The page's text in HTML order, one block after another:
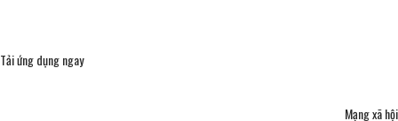
Tải ứng dụng ngay
Mạng xã hội